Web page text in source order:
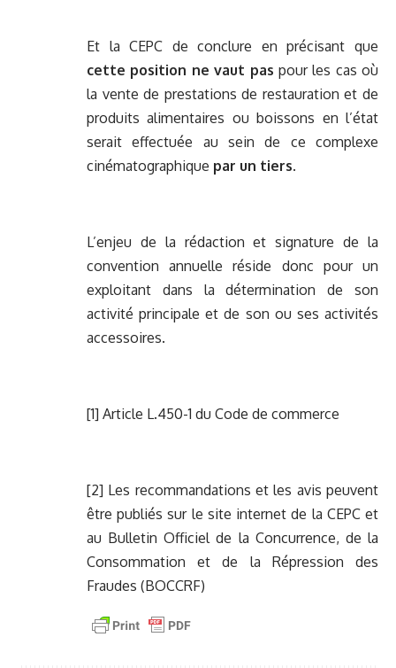
Et la CEPC de conclure en précisant que
cette position ne vaut pas pour les cas où
la vente de prestations de restauration et de
produits alimentaires ou boissons en l’état
serait effectuée au sein de ce complexe
cinématographique par un tiers.
L’enjeu de la rédaction et signature de la
convention annuelle réside donc pour un
exploitant dans la détermination de son
activité principale et de son ou ses activités
accessoires.
[1] Article L.450-1 du Code de commerce
[2] Les recommandations et les avis peuvent
être publiés sur le site internet de la CEPC et
au Bulletin Officiel de la Concurrence, de la
Consommation et de la Répression des
Fraudes (BOCCRF)